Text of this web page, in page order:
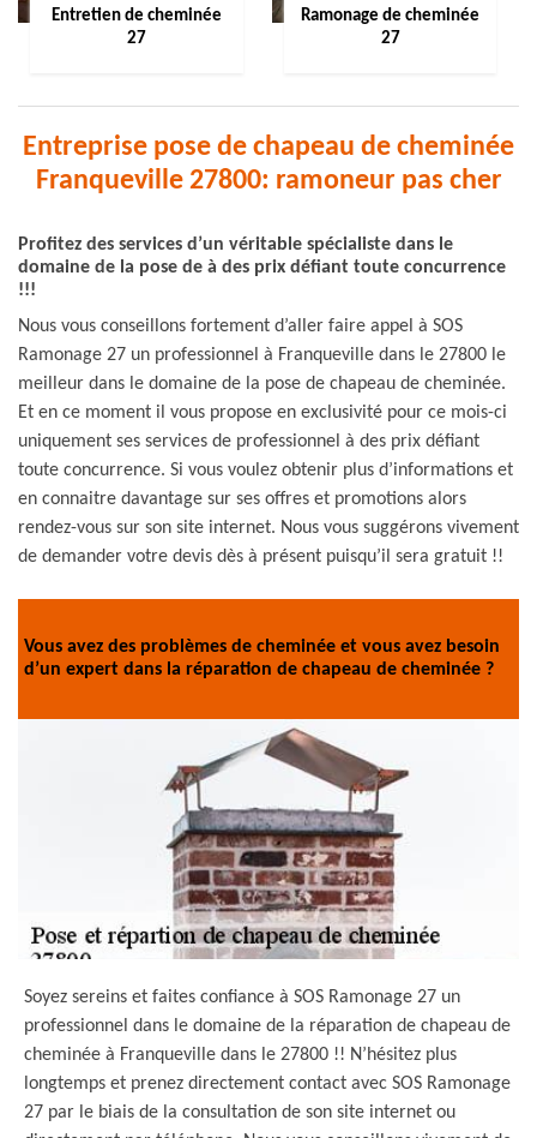
Entretien de cheminée
27
Ramonage de cheminée
27
Entreprise pose de chapeau de cheminée
Franqueville 27800: ramoneur pas cher
Profitez des services d’un véritable spécialiste dans le
domaine de la pose de à des prix défiant toute concurrence
!!!
Nous vous conseillons fortement d’aller faire appel à SOS
Ramonage 27 un professionnel à Franqueville dans le 27800 le
meilleur dans le domaine de la pose de chapeau de cheminée.
Et en ce moment il vous propose en exclusivité pour ce mois-ci
uniquement ses services de professionnel à des prix défiant
toute concurrence. Si vous voulez obtenir plus d’informations et
en connaitre davantage sur ses offres et promotions alors
rendez-vous sur son site internet. Nous vous suggérons vivement
de demander votre devis dès à présent puisqu’il sera gratuit !!
Vous avez des problèmes de cheminée et vous avez besoin
d’un expert dans la réparation de chapeau de cheminée ?
Soyez sereins et faites confiance à SOS Ramonage 27 un
professionnel dans le domaine de la réparation de chapeau de
cheminée à Franqueville dans le 27800 !! N’hésitez plus
longtemps et prenez directement contact avec SOS Ramonage
27 par le biais de la consultation de son site internet ou